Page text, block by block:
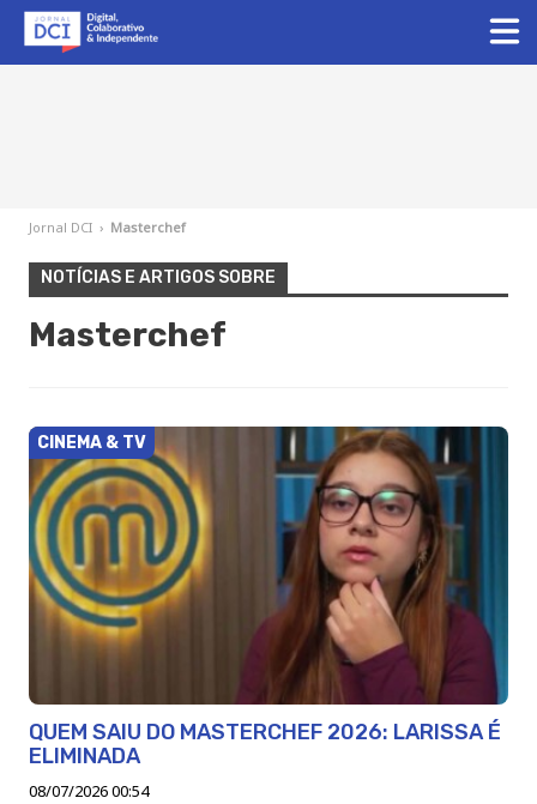
Jornal DCI › Masterchef
NOTÍCIAS E ARTIGOS SOBRE
Masterchef
CINEMA & TV
QUEM SAIU DO MASTERCHEF 2026: LARISSA É
ELIMINADA
08/07/2026 00:54